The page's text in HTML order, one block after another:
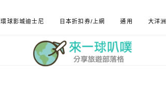
環球影城迪士尼 日本折扣券/上網 通用 大洋洲